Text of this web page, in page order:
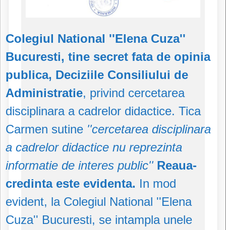
Colegiul National ''Elena Cuza''
Bucuresti, tine secret fata de opinia
publica, Deciziile Consiliului de
Administratie, privind cercetarea
disciplinara a cadrelor didactice. Tica
Carmen sutine ''cercetarea disciplinara
a cadrelor didactice nu reprezinta
informatie de interes public'' Reaua-
credinta este evidenta. In mod
evident, la Colegiul National ''Elena
Cuza'' Bucuresti, se intampla unele